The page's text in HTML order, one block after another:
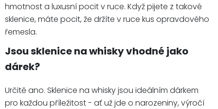
hmotnost a luxusní pocit v ruce. Když pijete z takové
sklenice, máte pocit, že držíte v ruce kus opravdového
řemesla.
Jsou sklenice na whisky vhodné jako
dárek?
Určitě ano. Sklenice na whisky jsou ideálním dárkem
pro každou příležitost - ať už jde o narozeniny, výročí